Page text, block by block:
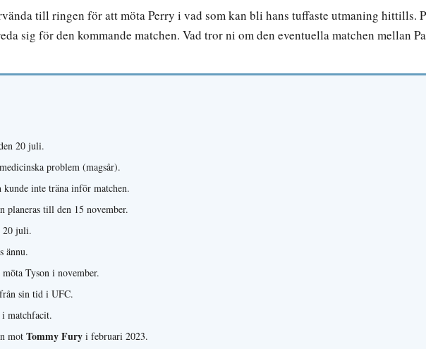
till ringen för att möta Perry i vad som kan bli hans tuffaste utmaning hittills.
sig för den kommande matchen. Vad tror ni om den eventuella matchen mellan
20 juli.
problem (magsår).
inte träna inför matchen.
planeras till den 15 november.
20 juli.
ännu.
Tyson i november.
sin tid i UFC.
matchfacit.
mot Tommy Fury i februari 2023.